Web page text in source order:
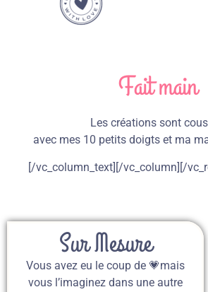
Fait main
Les créations sont
avec mes 10 petits doigts et ma
[/vc_column_text][/vc_column][/
Sur Mesure
Vous avez eu le coup de 💗mais
vous l’imaginez dans une autre